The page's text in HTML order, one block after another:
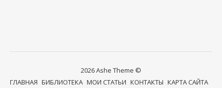
2026 Ashe Theme ©
ГЛАВНАЯ БИБЛИОТЕКА МОИ СТАТЬИ КОНТАКТЫ КАРТА САЙТА